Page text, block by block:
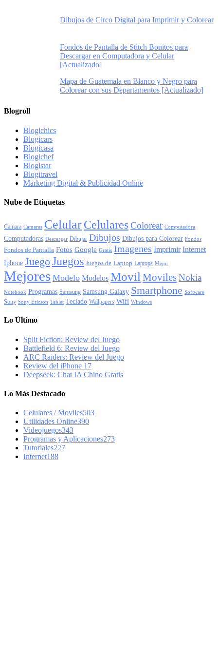
Dibujos de Circo Digital para Imprimir y Colorear
Fondos de Pantalla de Stitch Bonitos para
Descargar en Computadora y Celular
[Actualizado]
Mapa de Guatemala en Blanco y Negro para
Colorear con sus Departamentos [Actualizado]
Blogroll
Blogichics
Blogicars
Blogicasa
Blogichef
Blogistar
Blogitravel
Marketing Digital & Publicidad Online
Nube de Etiquetas
Camara Camaras CelularCelularesColorear Computadora
Computadoras Descargar Dibujar Dibujos Dibujos para Colorear Fondos
Fondos de Pantalla Fotos Google Gratis Imagenes Imprimir Internet
Iphone Juego Juegos Juegos de Laptop Laptops Mejor
Mejores Modelo Modelos Movil MovilesNokia
Notebook Programas Samsung Samsung Galaxy Smartphone Software
Sony Sony Ericson Tablet Teclado Wallpapers Wifi Windows
Lo Último
Split Fiction: Review del Juego
Battlefield 6: Review del Juego
ARC Raiders: Review del Juego
Review del iPhone 17
Deepseek: Chat IA Chino Gratis
Lo Más Destacado
Celulares / Moviles503
Utilidades Online390
Videojuegos343
Programas y Aplicaciones273
Tutoriales227
Internet188